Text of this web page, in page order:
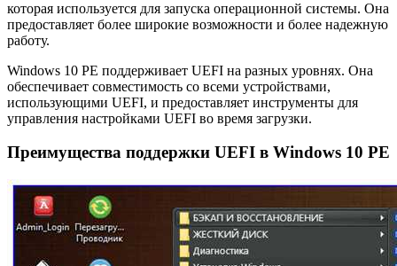
которая используется для запуска операционной системы. Она
предоставляет более широкие возможности и более надежную
работу.
Windows 10 PE поддерживает UEFI на разных уровнях. Она
обеспечивает совместимость со всеми устройствами,
использующими UEFI, и предоставляет инструменты для
управления настройками UEFI во время загрузки.
Преимущества поддержки UEFI в Windows 10 PE